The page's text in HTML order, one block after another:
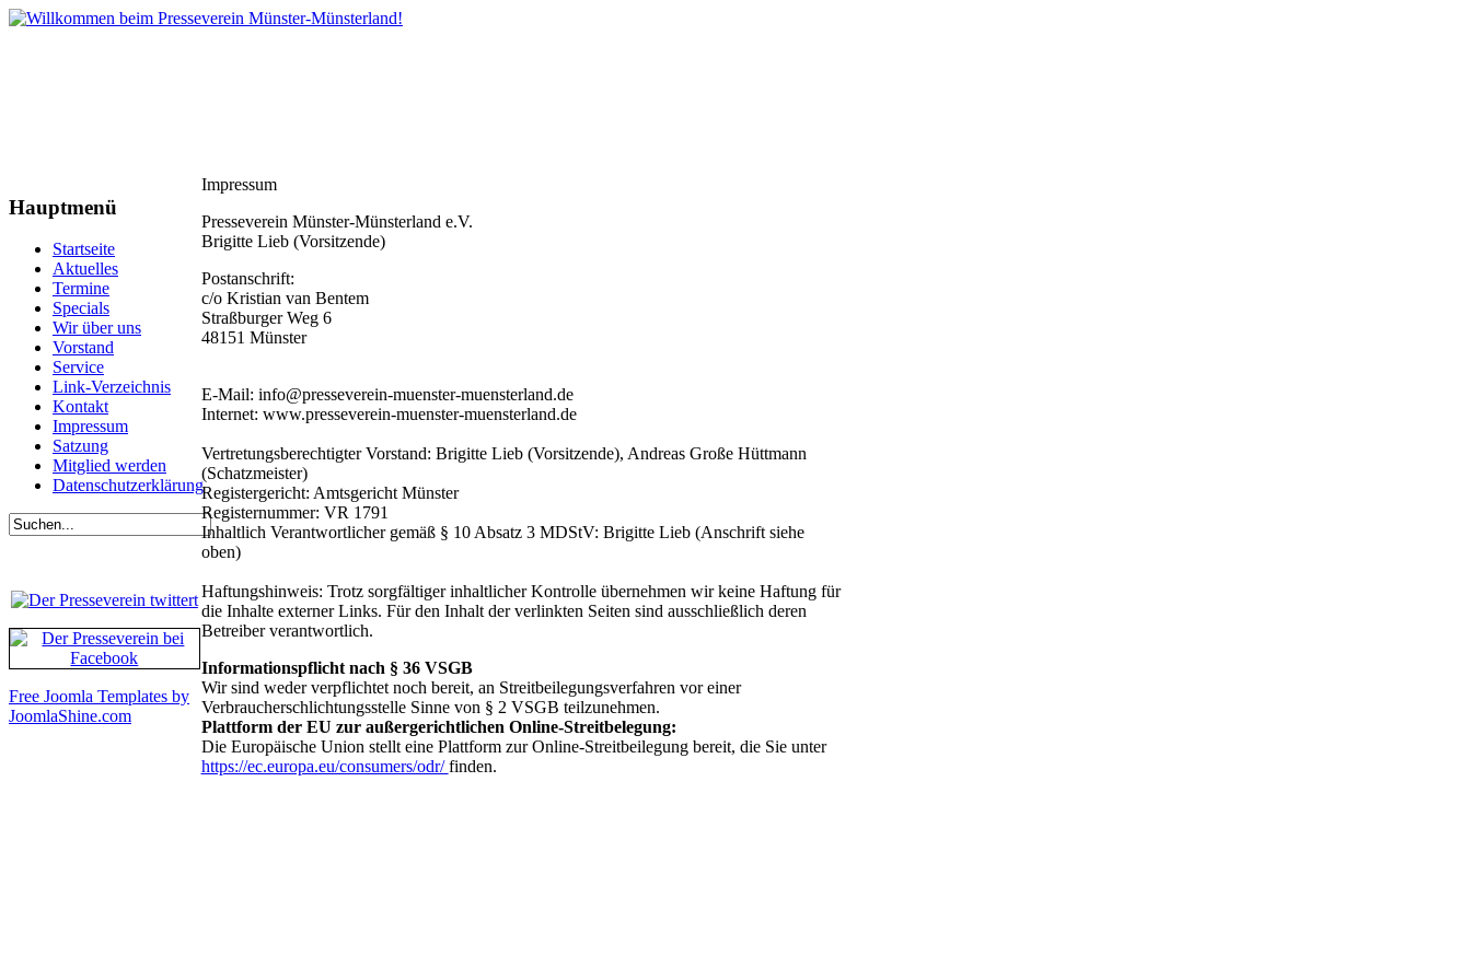
Impressum
Presseverein Münster-Münsterland e.V.
Brigitte Lieb (Vorsitzende)
Postanschrift:
c/o Kristian van Bentem
Straßburger Weg 6
48151 Münster
E-Mail: info@presseverein-muenster-muensterland.de
Internet: www.presseverein-muenster-muensterland.de
Vertretungsberechtigter Vorstand: Brigitte Lieb (Vorsitzende), Andreas Große Hüttmann
(Schatzmeister)
Registergericht: Amtsgericht Münster
Registernummer: VR 1791
Inhaltlich Verantwortlicher gemäß § 10 Absatz 3 MDStV: Brigitte Lieb (Anschrift siehe
oben)
Haftungshinweis: Trotz sorgfältiger inhaltlicher Kontrolle übernehmen wir keine Haftung für
die Inhalte externer Links. Für den Inhalt der verlinkten Seiten sind ausschließlich deren
Betreiber verantwortlich.
Informationspflicht nach § 36 VSGB
Wir sind weder verpflichtet noch bereit, an Streitbeilegungsverfahren vor einer
Verbraucherschlichtungsstelle Sinne von § 2 VSGB teilzunehmen.
Plattform der EU zur außergerichtlichen Online-Streitbelegung:
Die Europäische Union stellt eine Plattform zur Online-Streitbeilegung bereit, die Sie unter
https://ec.europa.eu/consumers/odr/finden.
Hauptmenü
Startseite
Aktuelles
Termine
Specials
Wir über uns
Vorstand
Service
Link-Verzeichnis
Kontakt
Impressum
Satzung
Mitglied werden
Datenschutzerklärung
Free Joomla Templates by
JoomlaShine.com